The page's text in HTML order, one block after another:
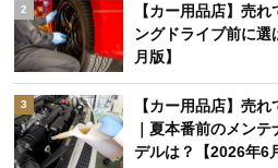
2
【カー用品店】売
ングドライブ前に
月版】
3
【カー用品店】売
｜夏本番前のメン
デルは？【2026年6